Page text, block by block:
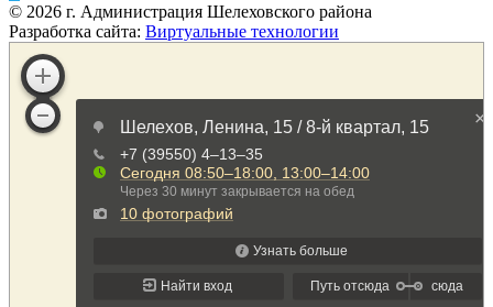
© 2026 г. Администрация Шелеховского района
Разработка сайта: Виртуальные технологии